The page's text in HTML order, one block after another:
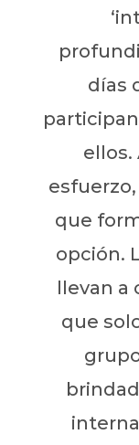
días
ellos.
que
opción.
llevan a
que